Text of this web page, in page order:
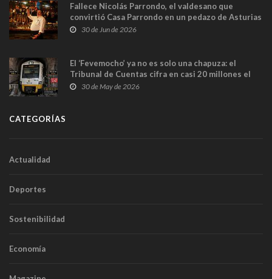
Fallece Nicolás Parrondo, el valdesano que
convirtió Casa Parrondo en un pedazo de Asturias
en Madrid
30 de Jun de 2026
El ‘Fevemocho’ ya no es solo una chapuza: el
Tribunal de Cuentas cifra en casi 20 millones el
sobrecoste de los trenes que no cabían por los
30 de May de 2026
CATEGORÍAS
Actualidad
Deportes
Sostenibilidad
Economía